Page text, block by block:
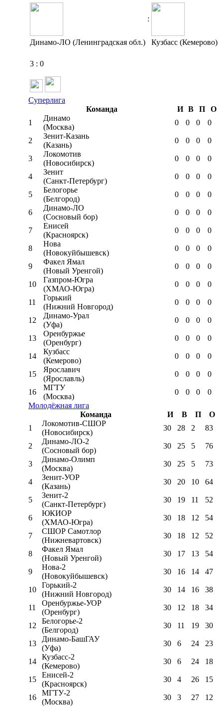
:
Динамо-ЛО (Ленинградская обл.) Кузбасс (Кемерово)
3 : 0
Суперлига
Команда
И В П
О
1
Динамо
(Москва)
0 0 0 0
2
Зенит-Казань
(Казань)
0 0 0 0
3
Локомотив
(Новосибирск)
0 0 0 0
4
Зенит
(Санкт-Петербург)
0 0 0 0
5
Белогорье
(Белгород)
0 0 0 0
6
Динамо-ЛО
(Сосновый бор)
0 0 0 0
7
Енисей
(Красноярск)
0 0 0 0
8
Нова
(Новокуйбышевск)
0 0 0 0
9
Факел Ямал
(Новый Уренгой)
0 0 0 0
10
Газпром-Югра
(ХМАО-Югра)
0 0 0 0
11
Горький
(Нижний Новгород)
0 0 0 0
12
Динамо-Урал
(Уфа)
0 0 0 0
13
Оренбуржье
(Оренбург)
0 0 0 0
14
Кузбасс
(Кемерово)
0 0 0 0
15
Ярославич
(Ярославль)
0 0 0 0
16
МГТУ
(Москва)
0 0 0
0
Молодёжная лига
Команда
И В П
О
1
Локомотив-CШОР
(Новосибирск)
30 28 2 83
2
Динамо-ЛО-2
(Сосновый бор)
30 25 5 76
3
Динамо-Олимп
(Москва)
30 25 5 73
4
Зенит-УОР
(Казань)
30 20 10 64
5
Зенит-2
(Санкт-Петербург)
30 19 11 52
6
ЮКИОР
(ХМАО-Югра)
30 18 12 54
7
СШОР Самотлор
(Нижневартовск)
30 18 12 52
8
Факел Ямал
(Новый Уренгой)
30 17 13 54
9
Нова-2
(Новокуйбышевск)
30 16 14 47
10
Горький-2
(Нижний Новгород)
30 14 16 38
11
Оренбуржье-УОР
(Оренбург)
30 12 18 34
12
Белогорье-2
(Белгород)
30 11 19 30
13
Динамо-БашГАУ
(Уфа)
30 6 24 23
14
Кузбасс-2
(Кемерово)
30 6 24 18
15
Енисей-2
(Красноярск)
30 4 26 15
16
МГТУ-2
(Москва)
30 3 27 12